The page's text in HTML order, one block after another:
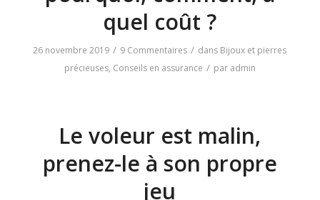
quel coût ?
26 novembre 2019 / 9 Commentaires / dans Bijoux et pierres
précieuses, Conseils en assurance / par admin
Le voleur est malin,
prenez-le à son propre
jeu